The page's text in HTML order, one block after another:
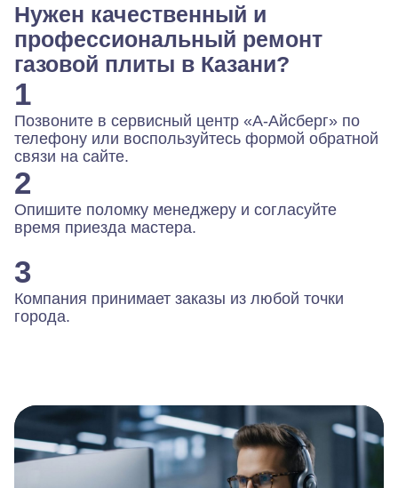
Нужен качественный и
профессиональный ремонт
газовой плиты в Казани?
1
Позвоните в сервисный центр «А-Айсберг» по
телефону или воспользуйтесь формой обратной
связи на сайте.
2
Опишите поломку менеджеру и согласуйте
время приезда мастера.
3
Компания принимает заказы из любой точки
города.